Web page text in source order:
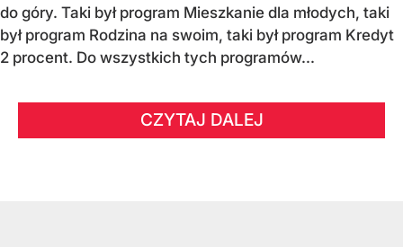
do góry. Taki był program Mieszkanie dla młodych, taki
był program Rodzina na swoim, taki był program Kredyt
2 procent. Do wszystkich tych programów...
CZYTAJ DALEJ